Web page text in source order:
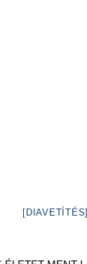
[DIAVETÍTÉS]